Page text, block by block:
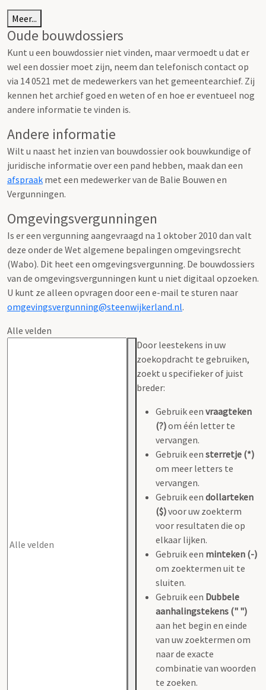
Meer...
Oude bouwdossiers
Kunt u een bouwdossier niet vinden, maar vermoedt u dat er
wel een dossier moet zijn, neem dan telefonisch contact op
via 14 0521 met de medewerkers van het gemeentearchief. Zij
kennen het archief goed en weten of en hoe er eventueel nog
andere informatie te vinden is.
Andere informatie
Wilt u naast het inzien van bouwdossier ook bouwkundige of
juridische informatie over een pand hebben, maak dan een
afspraak met een medewerker van de Balie Bouwen en
Vergunningen.
Omgevingsvergunningen
Is er een vergunning aangevraagd na 1 oktober 2010 dan valt
deze onder de Wet algemene bepalingen omgevingsrecht
(Wabo). Dit heet een omgevingsvergunning. De bouwdossiers
van de omgevingsvergunningen kunt u niet digitaal opzoeken.
U kunt ze alleen opvragen door een e-mail te sturen naar
omgevingsvergunning@steenwijkerland.nl.
Alle velden
Door leestekens in uw
zoekopdracht te gebruiken,
zoekt u specifieker of juist
breder:
Gebruik een vraagteken
(?)om één letter te
vervangen.
Gebruik een sterretje (*)
om meer letters te
vervangen.
Gebruik een dollarteken
($)voor uw zoekterm
voor resultaten die op
elkaar lijken.
Gebruik een minteken (-)
om zoektermen uit te
sluiten.
Gebruik een Dubbele
aanhalingstekens (" ")
aan het begin en einde
van uw zoektermen om
naar de exacte
combinatie van woorden
te zoeken.